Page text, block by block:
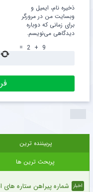
ذخیره نام، ایمیل و
وبسایت من در مرورگر
برای زمانی که دوباره
دیدگاهی می‌نویسم.
9
+
2
=
پربیننده ترین
پربحث ترین ها
اخبار شماره پیراهن ستاره های